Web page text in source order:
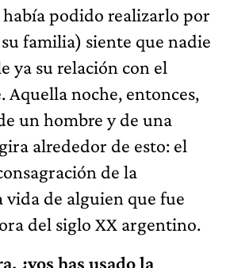
podido realizarlo por
familia) siente que nadie
ya su relación con el
Aquella noche, entonces,
un hombre y de una
alrededor de esto: el
de la
de alguien que fue
del siglo XX argentino.
¿vos has usado la